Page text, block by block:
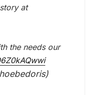
at
the needs our